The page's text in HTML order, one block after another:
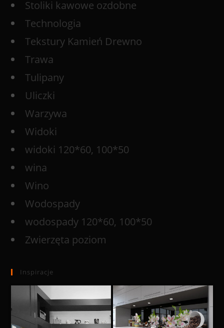
Stoliki kawowe ozdobne
Technologia
Tekstury Kamień Drewno
Trawa
Tulipany
Uliczki
Warzywa
Widoki
widoki 120*60, 100*50
wina
Wino
Wodospady
wodospady 120*60, 100*50
Zwierzęta poziom
Inspiracje